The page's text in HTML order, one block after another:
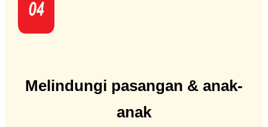
Melindungi pasangan & anak-
anak